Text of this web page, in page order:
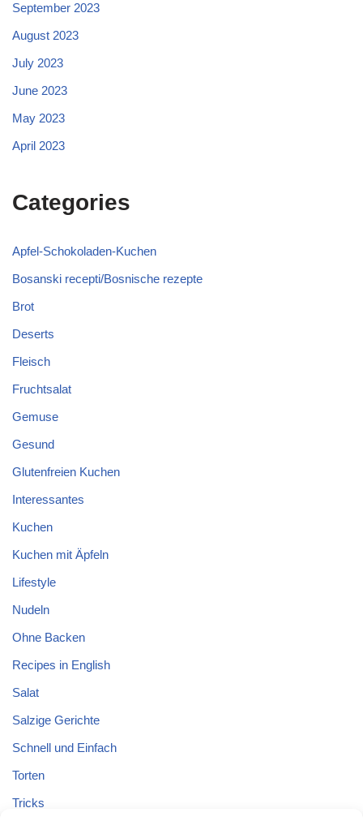
September 2023
August 2023
July 2023
June 2023
May 2023
April 2023
Categories
Apfel-Schokoladen-Kuchen
Bosanski recepti/Bosnische rezepte
Brot
Deserts
Fleisch
Fruchtsalat
Gemuse
Gesund
Glutenfreien Kuchen
Interessantes
Kuchen
Kuchen mit Äpfeln
Lifestyle
Nudeln
Ohne Backen
Recipes in English
Salat
Salzige Gerichte
Schnell und Einfach
Torten
Tricks